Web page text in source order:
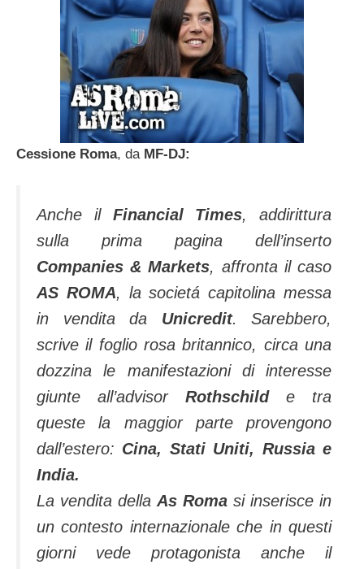
Cessione Roma, da MF-DJ:
Anche ilFinancial Times, addirittura
sulla prima pagina dell’inserto
Companies & Markets, affronta il caso
AS ROMA, la societá capitolina messa
in vendita da Unicredit. Sarebbero,
scrive il foglio rosa britannico, circa una
dozzina le manifestazioni di interesse
giunte all’advisor Rothschild e tra
queste la maggior parte provengono
dall’estero: Cina, Stati Uniti, Russia e
India.
La vendita della As Roma si inserisce in
un contesto internazionale che in questi
giorni vede protagonista anche il